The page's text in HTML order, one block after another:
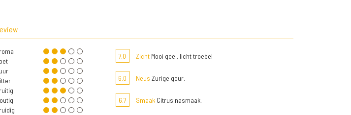
7,0 ZichtMooi geel, licht troebel
6,0 Neus Zurige geur.
6,7 SmaakCitrus nasmaak.